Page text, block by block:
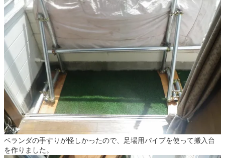
ベランダの手すりが怪しかったので、足場用パイプを使って搬入台
を作りました。